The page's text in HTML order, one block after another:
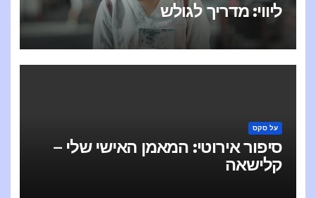
ליווי: מדריך לגולש
על סקס
סיפור אירוטי: המאמן האישי שלי –
קלישאה